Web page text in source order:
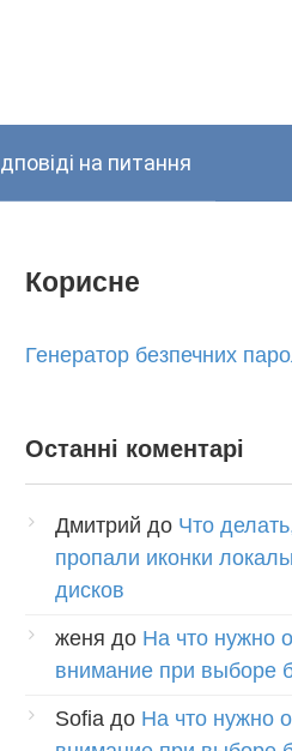
на питання
Корисне
Генератор безпечних
Останні коментарі
Дмитрий до Что
пропали иконки
дисков
женя до На что нужно
внимание при выборе
Sofia до На что нужно